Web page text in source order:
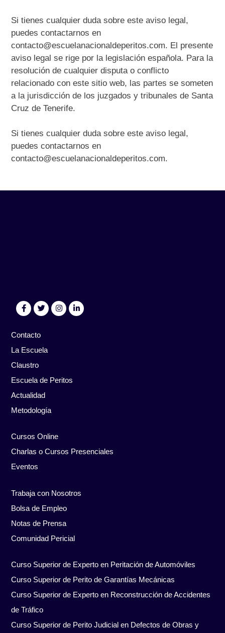
Si tienes cualquier duda sobre este aviso legal,
puedes contactarnos en
contacto@escuelanacionaldeperitos.com. El presente
aviso legal se rige por la legislación española. Para la
resolución de cualquier disputa o conflicto
relacionado con este sitio web, las partes se someten
a la jurisdicción de los juzgados y tribunales de Santa
Cruz de Tenerife.
Si tienes cualquier duda sobre este aviso legal,
puedes contactarnos en
contacto@escuelanacionaldeperitos.com.
Contacto
La Escuela
Claustro
Escuela de Peritos
Actualidad
Metodología
Cursos Online
Charlas o Cursos Presenciales
Eventos
Trabaja con Nosotros
Bolsa de Empleo
Notas de Prensa
Comunidad Pericial
Curso Superior de Experto en Peritación de Automóviles
Curso Superior de Perito de Garantías Mecánicas
Curso Superior de Experto en Reconstrucción de Accidentes
de Tráfico
Curso Superior de Perito Judicial en Defectos de Obras y